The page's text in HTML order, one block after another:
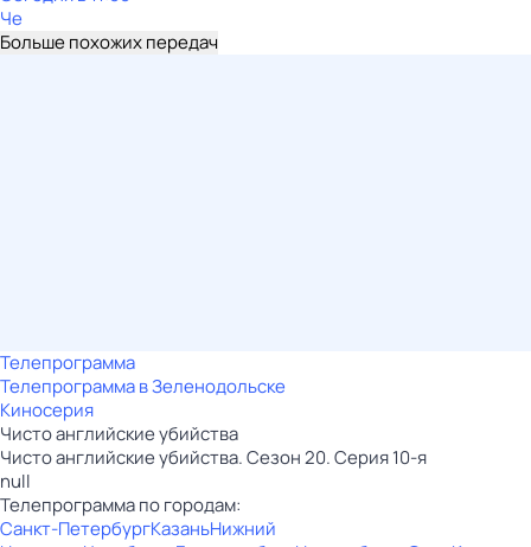
Че
Больше похожих передач
Телепрограмма
Телепрограмма в Зеленодольске
Киносерия
Чисто английские убийства
Чисто английские убийства. Сезон 20. Серия 10-я
null
Телепрограмма по городам:
Санкт-ПетербургКазаньНижний